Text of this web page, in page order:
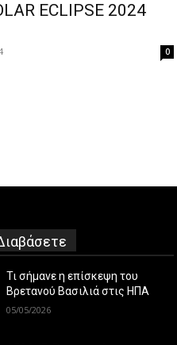
ECLIPSE 2024
0
Τι σήμανε η επίσκεψη του
Βρετανού Βασιλιά στις ΗΠΑ
05/05/2026